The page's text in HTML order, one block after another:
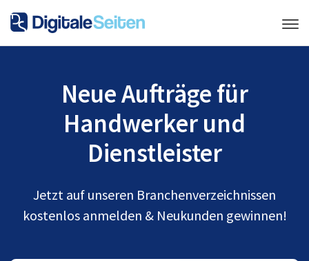
Neue Aufträge für
Handwerker und
Dienstleister
Jetzt auf unseren Branchenverzeichnissen
kostenlos anmelden & Neukunden gewinnen!